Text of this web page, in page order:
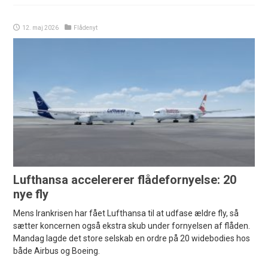
12. maj 2026 Flådenyt
Lufthansa accelererer flådefornyelse: 20
nye fly
Mens Irankrisen har fået Lufthansa til at udfase ældre fly, så
sætter koncernen også ekstra skub under fornyelsen af flåden.
Mandag lagde det store selskab en ordre på 20 widebodies hos
både Airbus og Boeing.